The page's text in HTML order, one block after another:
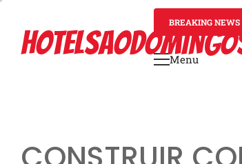
content
BREAKING NEWS
Primary
Menu